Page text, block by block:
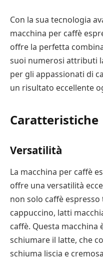
Con la sua tecnologia
macchina per caffè
offre la perfetta
suoi numerosi attributi
per gli appassionati di
un risultato eccellente
Caratteristiche
Versatilità
La macchina per caffè
offre una versatilità
non solo caffè
cappuccino, latti
caffè. Questa
schiumare il latte, che
schiuma liscia e